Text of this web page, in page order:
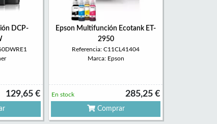
DCP-
129,65 €
Epson Multifunción Ecotank ET-
2950
Referencia: C11CL41404
Marca: Epson
285,25 €
En stock
Comprar